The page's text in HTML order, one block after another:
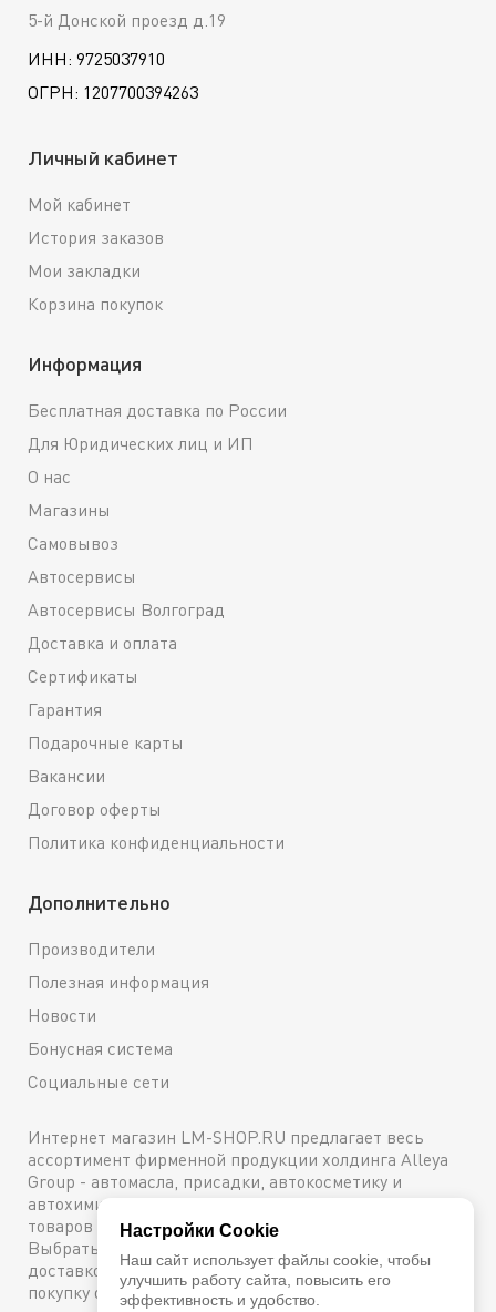
5-й Донской проезд д.19
ИНН: 9725037910
ОГРН: 1207700394263
Личный кабинет
Мой кабинет
История заказов
Мои закладки
Корзина покупок
Информация
Бесплатная доставка по России
Для Юридических лиц и ИП
О нас
Магазины
Самовывоз
Автосервисы
Автосервисы Волгоград
Доставка и оплата
Сертификаты
Гарантия
Подарочные карты
Вакансии
Договор оферты
Политика конфиденциальности
Дополнительно
Производители
Полезная информация
Новости
Бонусная система
Социальные сети
Интернет магазин LM-SHOP.RU предлагает весь
ассортимент фирменной продукции холдинга Alleya
Group - автомасла, присадки, автокосметику и
автохимию. Каталог содержит подробное описание
товаров с техническими характеристиками и ценами.
Выбрать и купить оригинальную продукцию с
доставкой по Москве можно сейчас же, оформив
покупку онлайн, либо посетив один из наших
Настройки Cookie
Наш сайт использует файлы cookie, чтобы
улучшить работу сайта, повысить его
эффективность и удобство.